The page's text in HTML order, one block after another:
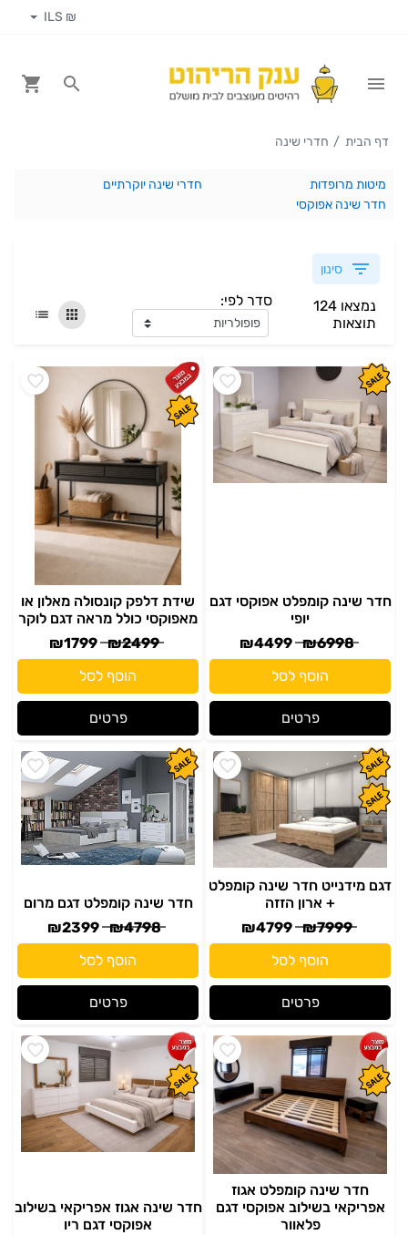
₪ ILS
דף הבית חדרי שינה
מיטות מרופדות
חדרי שינה יוקרתיים
חדר שינה אפוקסי
סינון
נמצאו 124
תוצאות
סדר לפי:
חדר שינה קומפלט אפוקסי דגם
יופי
₪6998
₪4499
הוסף לסל
פרטים
שידת דלפק קונסולה מאלון או
מאפוקסי כולל מראה דגם לוקר
₪2499
₪1799
הוסף לסל
פרטים
דגם מידנייט חדר שינה קומפלט
+ ארון הזזה
₪7999
₪4799
הוסף לסל
פרטים
חדר שינה קומפלט דגם מרום
₪4798
₪2399
הוסף לסל
פרטים
חדר שינה קומפלט אגוז
אפריקאי בשילוב אפוקסי דגם
פלאוור
חדר שינה אגוז אפריקאי בשילוב
אפוקסי דגם ריו